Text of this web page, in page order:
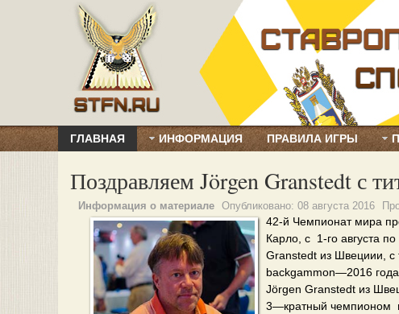
ГЛАВНАЯ ИНФОРМАЦИЯ ПРАВИЛА ИГРЫ
Поздравляем Jörgen Granstedt с
Информация о материале Опубликовано: 08 августа 2016
42-й Чемпионат мира
Карло, с 1-го августа
Granstedt из Швециии,
backgammon—2016
Jörgen Granstedt из
3—кратный чемпионом